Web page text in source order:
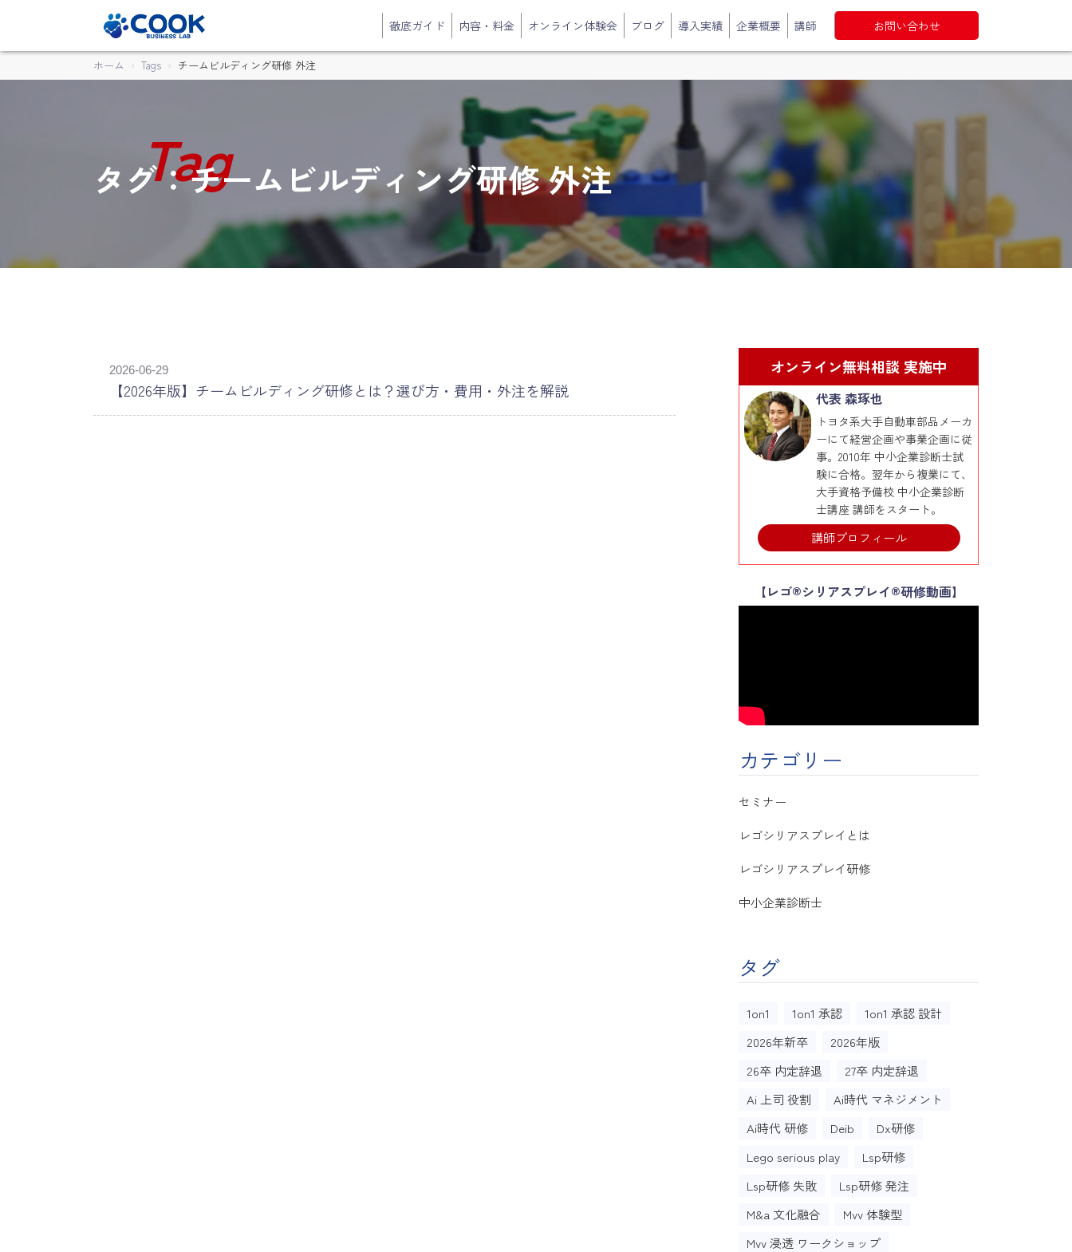
徹底ガイド 内容・料金 オンライン体験会 ブログ 導入実績 企業概要 講師 お問い合わせ
ホーム Tags チームビルディング研修 外注
タグ：チームビルディング研修 外注
2026-06-29
【2026年版】チームビルディング研修とは？選び方・費用・外注を解説
オンライン無料相談 実施中
代表 森琢也
トヨタ系大手自動車部品メーカ
ーにて経営企画や事業企画に従
事。2010年 中小企業診断士試
験に合格。翌年から複業にて、
大手資格予備校 中小企業診断
士講座 講師をスタート。
講師プロフィール
【レゴ®シリアスプレイ®研修動画】
カテゴリー
セミナー
レゴシリアスプレイとは
レゴシリアスプレイ研修
中小企業診断士
タグ
1on1 1on1 承認
1on1 承認 設計
2026年新卒
2026年版
26卒 内定辞退
27卒 内定辞退
Ai 上司 役割
Ai時代 マネジメント
Ai時代 研修
Deib
Dx研修
Lego serious play
Lsp研修
Lsp研修 失敗
Lsp研修 発注
M&a 文化融合
Mvv 体験型
Mvv 浸透 ワークショップ